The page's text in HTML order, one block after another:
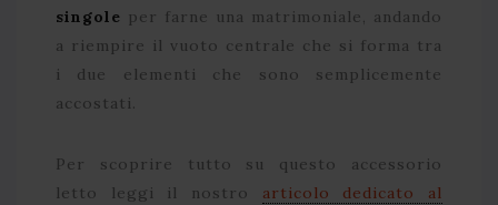
singole per farne una matrimoniale, andando
a riempire il vuoto centrale che si forma tra
i due elementi che sono semplicemente
accostati.
Per scoprire tutto su questo accessorio
letto leggi il nostro articolo dedicato al